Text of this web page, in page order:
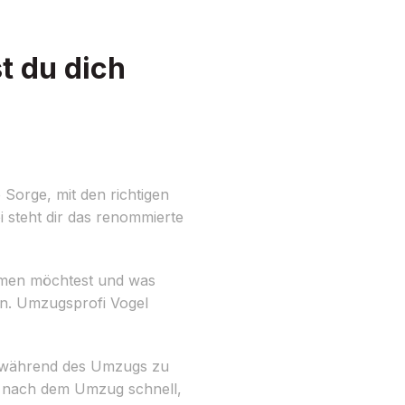
du dich
mit den richtigen
dir das renommierte
möchtest und was
Umzugsprofi Vogel
des Umzugs zu
dem Umzug schnell,